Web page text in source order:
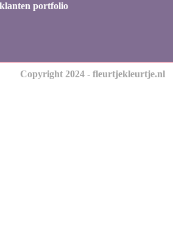
portfolio
Copyright 2024 - fleurtjekleurtje.nl